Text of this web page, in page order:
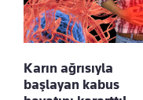
Karın ağrısıyla
başlayan kabus